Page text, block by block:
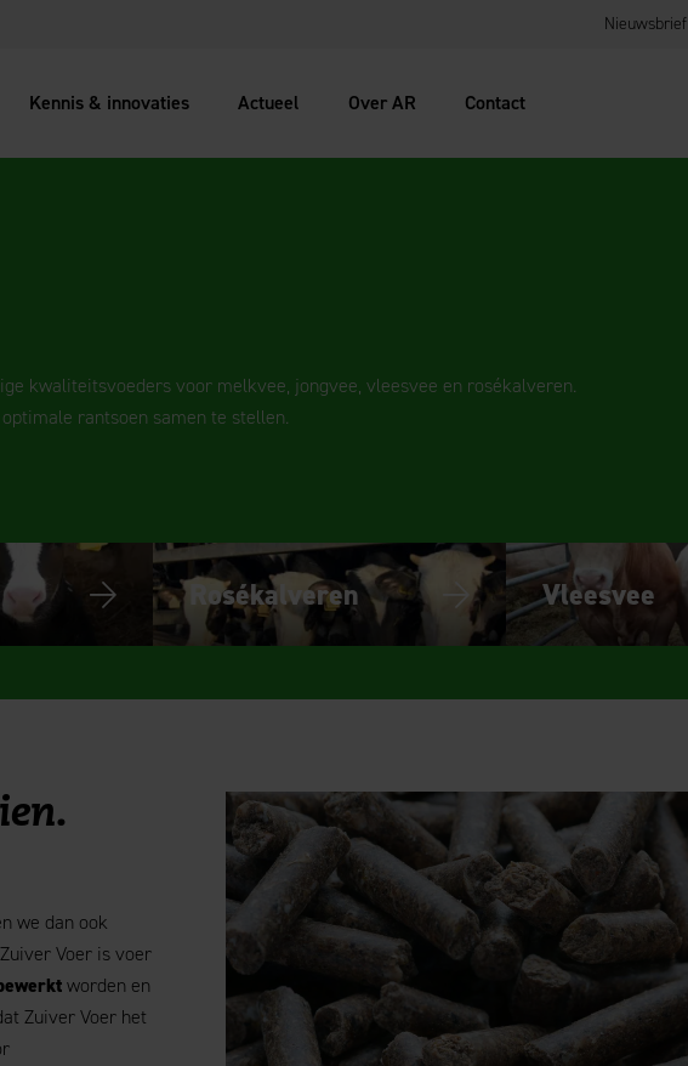
Nieuwsbrief
Kennis & innovaties Actueel Over AR Contact
kwaliteitsvoeders voor melkvee, jongvee, vleesvee en rosékalveren.
rantsoen samen te stellen.
Rosékalveren Vleesvee
we dan ook
Voer is voer
worden en
Zuiver Voer het